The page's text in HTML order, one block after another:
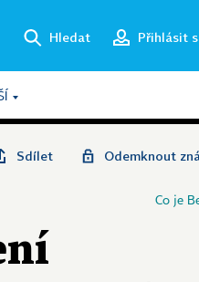
Hledat Přihlásit
Sdílet Odemknout
Co je